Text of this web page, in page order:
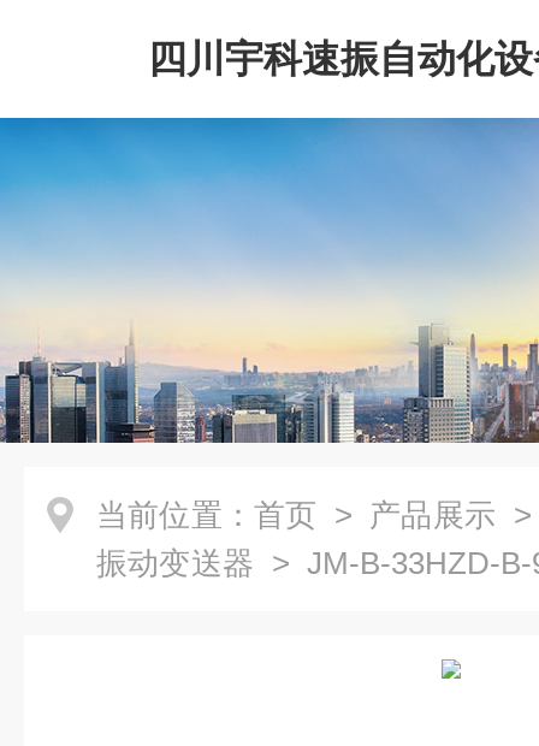
四川宇科速振自动化
公司
当前位置： 首页 > 产品展示
振动变送器 > JM-B-33HZD-